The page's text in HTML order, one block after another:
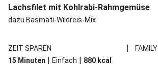
Lachsfilet mit Kohlrabi-Rahmgemüse
dazu Basmati-Wildreis-Mix
ZEIT SPAREN |
FAMILY
15 Minuten | Einfach | 880 kcal